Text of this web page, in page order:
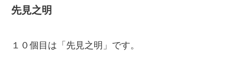
先見之明
１０個目は「先見之明」です。